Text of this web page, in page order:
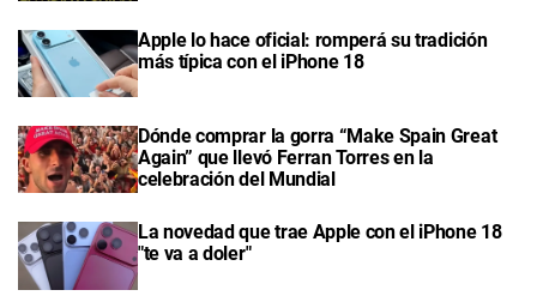
Apple lo hace oficial: romperá su tradición
más típica con el iPhone 18
Dónde comprar la gorra “Make Spain Great
Again” que llevó Ferran Torres en la
celebración del Mundial
La novedad que trae Apple con el iPhone 18
"te va a doler"